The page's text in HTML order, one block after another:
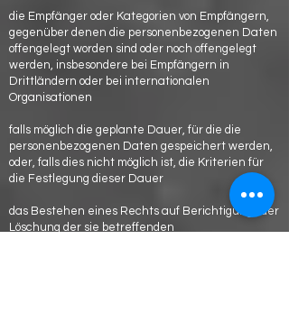
die Empfänger oder Kategorien von Empfängern,
gegenüber denen die personenbezogenen Daten
offengelegt worden sind oder noch offengelegt
werden, insbesondere bei Empfängern in
Drittländern oder bei internationalen
Organisationen
falls möglich die geplante Dauer, für die die
personenbezogenen Daten gespeichert werden,
oder, falls dies nicht möglich ist, die Kriterien für
die Festlegung dieser Dauer
das Bestehen eines Rechts auf Berichtigung oder
Löschung der sie betreffenden